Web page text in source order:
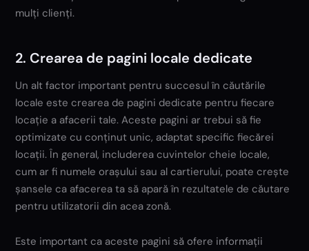
mulți clienți.
2. Crearea de pagini locale dedicate
Un alt factor important pentru succesul în căutările
locale este crearea de pagini dedicate pentru fiecare
locație a afacerii tale. Aceste pagini ar trebui să fie
optimizate cu conținut unic, adaptat specific fiecărei
locații. În general, includerea cuvintelor cheie locale,
cum ar fi numele orașului sau al cartierului, poate crește
șansele ca afacerea ta să apară în rezultatele de căutare
pentru utilizatorii din acea zonă.
Este important ca aceste pagini să ofere informații